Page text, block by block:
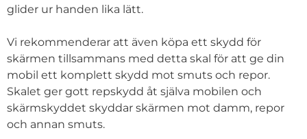
glider ur handen lika lätt.
Vi rekommenderar att även köpa ett skydd för
skärmen tillsammans med detta skal för att ge din
mobil ett komplett skydd mot smuts och repor.
Skalet ger gott repskydd åt själva mobilen och
skärmskyddet skyddar skärmen mot damm, repor
och annan smuts.